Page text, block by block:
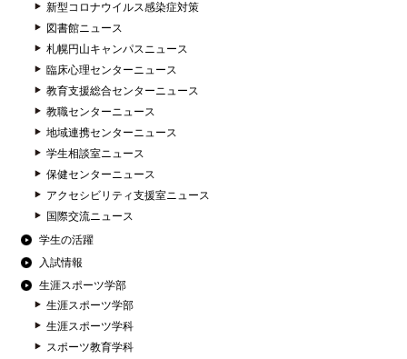
新型コロナウイルス感染症対策
図書館ニュース
札幌円山キャンパスニュース
臨床心理センターニュース
教育支援総合センターニュース
教職センターニュース
地域連携センターニュース
学生相談室ニュース
保健センターニュース
アクセシビリティ支援室ニュース
国際交流ニュース
学生の活躍
入試情報
生涯スポーツ学部
生涯スポーツ学部
生涯スポーツ学科
スポーツ教育学科